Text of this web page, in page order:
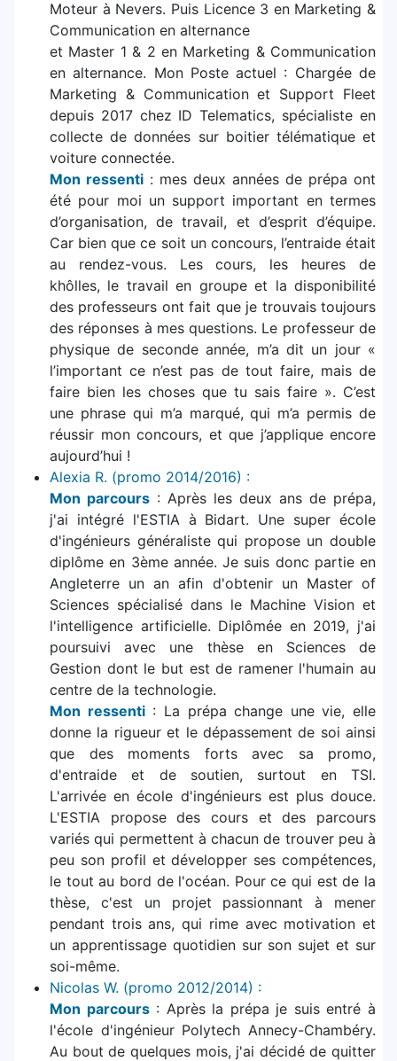
Moteur à Nevers. Puis Licence 3 en Marketing &
Communication en alternance
et Master 1 & 2 en Marketing & Communication
en alternance. Mon Poste actuel : Chargée de
Marketing & Communication et Support Fleet
depuis 2017 chez ID Telematics, spécialiste en
collecte de données sur boitier télématique et
voiture connectée.
Mon ressenti : mes deux années de prépa ont
été pour moi un support important en termes
d’organisation, de travail, et d’esprit d’équipe.
Car bien que ce soit un concours, l’entraide était
au rendez-vous. Les cours, les heures de
khôlles, le travail en groupe et la disponibilité
des professeurs ont fait que je trouvais toujours
des réponses à mes questions. Le professeur de
physique de seconde année, m’a dit un jour «
l’important ce n’est pas de tout faire, mais de
faire bien les choses que tu sais faire ». C’est
une phrase qui m’a marqué, qui m’a permis de
réussir mon concours, et que j’applique encore
aujourd’hui !
Alexia R. (promo 2014/2016) :
Mon parcours : Après les deux ans de prépa,
j'ai intégré l'ESTIA à Bidart. Une super école
d'ingénieurs généraliste qui propose un double
diplôme en 3ème année. Je suis donc partie en
Angleterre un an afin d'obtenir un Master of
Sciences spécialisé dans le Machine Vision et
l'intelligence artificielle. Diplômée en 2019, j'ai
poursuivi avec une thèse en Sciences de
Gestion dont le but est de ramener l'humain au
centre de la technologie.
Mon ressenti: La prépa change une vie, elle
donne la rigueur et le dépassement de soi ainsi
que des moments forts avec sa promo,
d'entraide et de soutien, surtout en TSI.
L'arrivée en école d'ingénieurs est plus douce.
L'ESTIA propose des cours et des parcours
variés qui permettent à chacun de trouver peu à
peu son profil et développer ses compétences,
le tout au bord de l'océan. Pour ce qui est de la
thèse, c'est un projet passionnant à mener
pendant trois ans, qui rime avec motivation et
un apprentissage quotidien sur son sujet et sur
soi-même.
Nicolas W. (promo 2012/2014) :
Mon parcours: Après la prépa je suis entré à
l'école d'ingénieur Polytech Annecy-Chambéry.
Au bout de quelques mois, j'ai décidé de quitter